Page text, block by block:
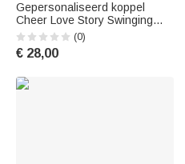
Gepersonaliseerd koppel
Cheer Love Story Swinging
Together T-shirt Verjaardag
Sport
(0)
€ 28,00